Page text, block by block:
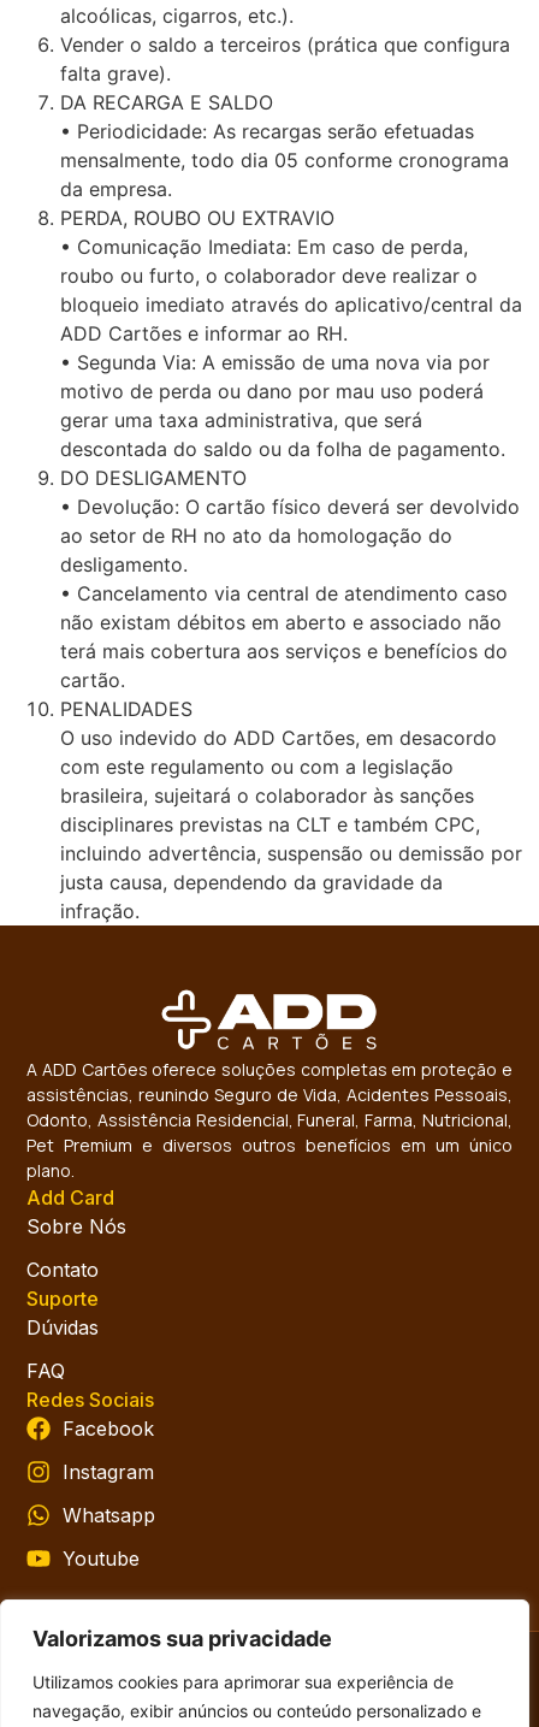
Valorizamos sua privacidade
Utilizamos cookies para aprimorar sua experiência de
navegação, exibir anúncios ou conteúdo personalizado e
alcoólicas, cigarros, etc.).
Vender o saldo a terceiros (prática que configura
falta grave).
DA RECARGA E SALDO
• Periodicidade: As recargas serão efetuadas
mensalmente, todo dia 05 conforme cronograma
da empresa.
PERDA, ROUBO OU EXTRAVIO
• Comunicação Imediata: Em caso de perda,
roubo ou furto, o colaborador deve realizar o
bloqueio imediato através do aplicativo/central da
ADD Cartões e informar ao RH.
• Segunda Via: A emissão de uma nova via por
motivo de perda ou dano por mau uso poderá
gerar uma taxa administrativa, que será
descontada do saldo ou da folha de pagamento.
DO DESLIGAMENTO
• Devolução: O cartão físico deverá ser devolvido
ao setor de RH no ato da homologação do
desligamento.
• Cancelamento via central de atendimento caso
não existam débitos em aberto e associado não
terá mais cobertura aos serviços e benefícios do
cartão.
PENALIDADES
O uso indevido do ADD Cartões, em desacordo
com este regulamento ou com a legislação
brasileira, sujeitará o colaborador às sanções
disciplinares previstas na CLT e também CPC,
incluindo advertência, suspensão ou demissão por
justa causa, dependendo da gravidade da
infração.
A ADD Cartões oferece soluções completas em proteção e
assistências, reunindo Seguro de Vida, Acidentes Pessoais,
Odonto, Assistência Residencial, Funeral, Farma, Nutricional,
Pet Premium e diversos outros benefícios em um único
plano.
Add Card
Sobre Nós
Contato
Suporte
Dúvidas
FAQ
Redes Sociais
Facebook
Instagram
Whatsapp
Youtube